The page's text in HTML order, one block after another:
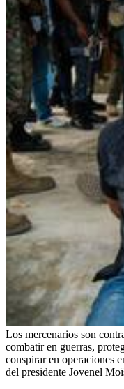
Los mercenarios son
combatir en guerras,
conspirar en operaciones
del presidente Jovenel